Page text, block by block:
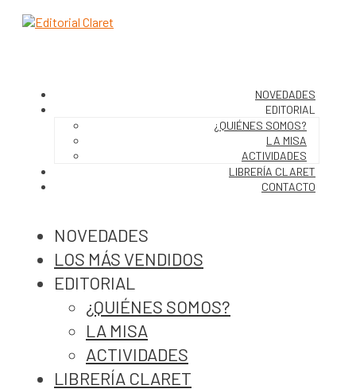
NOVEDADES
EDITORIAL
¿QUIÉNES SOMOS?
LA MISA
ACTIVIDADES
LIBRERÍA CLARET
CONTACTO
NOVEDADES
LOS MÁS VENDIDOS
EDITORIAL
¿QUIÉNES SOMOS?
LA MISA
ACTIVIDADES
LIBRERÍA CLARET